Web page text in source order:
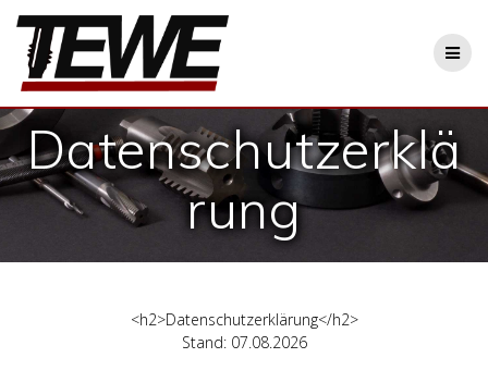
Datenschutzerklä
rung
<h2>Datenschutzerklärung</h2>
Stand: 07.08.2026